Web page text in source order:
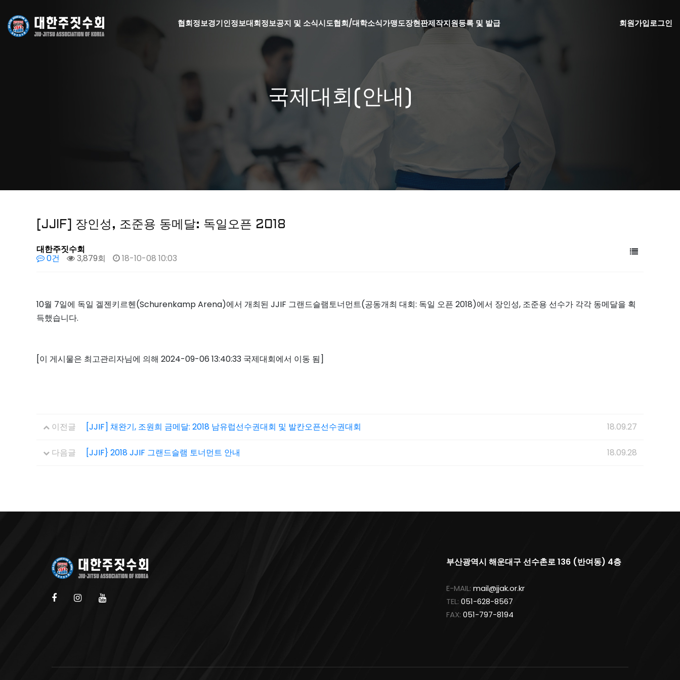
협회정보경기인정보대회정보공지 및 소식시도협회/대학소식가맹도장현판제작지원등록 및 발급 회원가입로그인
국제대회(안내)
[JJIF] 장인성, 조준용 동메달: 독일오픈 2018
대한주짓수회
0건 3,879회 18-10-08 10:03
10월 7일에 독일 겔젠키르헨(Schurenkamp Arena)에서 개최된 JJIF 그랜드슬램토너먼트(공동개최 대회: 독일 오픈 2018)에서 장인성, 조준용 선수가 각각 동메달을 획
득했습니다.
[이 게시물은 최고관리자님에 의해 2024-09-06 13:40:33 국제대회에서 이동 됨]
이전글 [JJIF] 채완기, 조원희 금메달: 2018 남유럽선수권대회 및 발칸오픈선수권대회 18.09.27
다음글 [JJIF} 2018 JJIF 그랜드슬램 토너먼트 안내 18.09.28
부산광역시 해운대구 선수촌로 136 (반여동) 4층
E-MAIL: mail@jjak.or.kr
TEL: 051-628-8567
FAX: 051-797-8194